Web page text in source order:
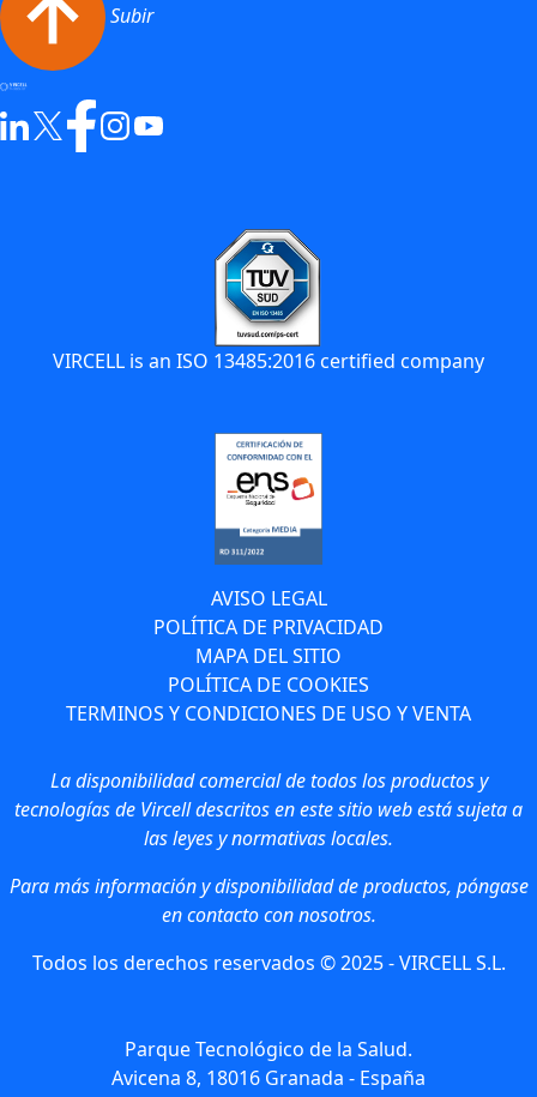
Subir
VIRCELL is an ISO 13485:2016 certified company
AVISO LEGAL
POLÍTICA DE PRIVACIDAD
MAPA DEL SITIO
POLÍTICA DE COOKIES
TERMINOS Y CONDICIONES DE USO Y VENTA
La disponibilidad comercial de todos los productos y
tecnologías de Vircell descritos en este sitio web está sujeta a
las leyes y normativas locales.
Para más información y disponibilidad de productos, póngase
en contacto con nosotros.
Todos los derechos reservados © 2025 - VIRCELL S.L.
Parque Tecnológico de la Salud.
Avicena 8, 18016 Granada - España